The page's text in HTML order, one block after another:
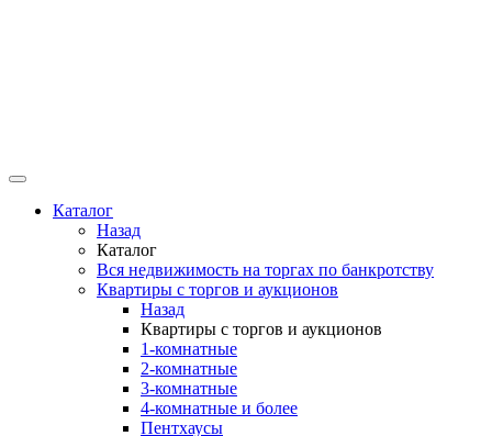
Каталог
Назад
Каталог
Вся недвижимость на торгах по банкротству
Квартиры с торгов и аукционов
Назад
Квартиры с торгов и аукционов
1-комнатные
2-комнатные
3-комнатные
4-комнатные и более
Пентхаусы